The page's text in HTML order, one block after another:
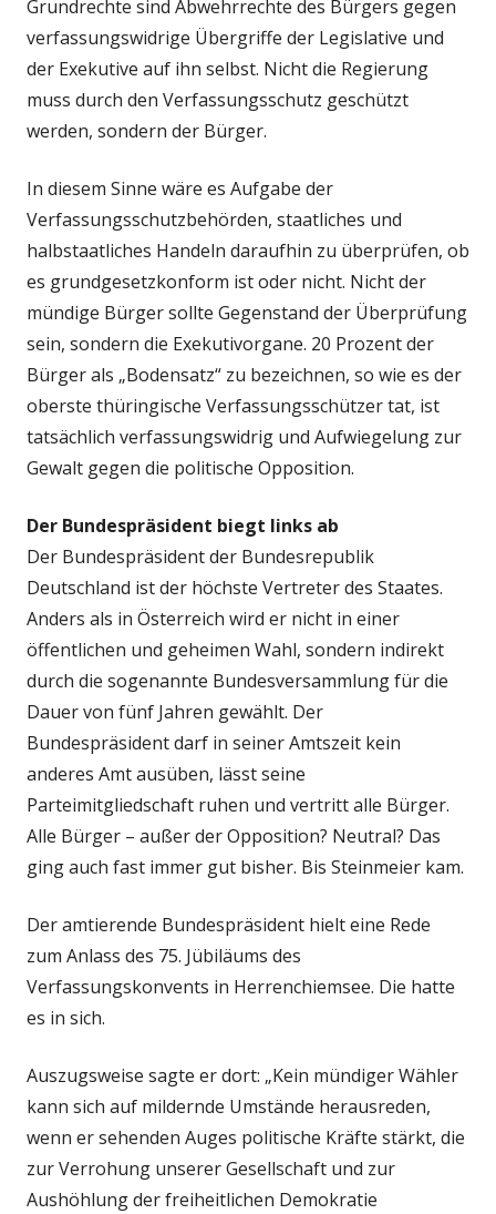
Grundrechte sind Abwehrrechte des Bürgers gegen
verfassungswidrige Übergriffe der Legislative und
der Exekutive auf ihn selbst. Nicht die Regierung
muss durch den Verfassungsschutz geschützt
werden, sondern der Bürger.
In diesem Sinne wäre es Aufgabe der
Verfassungsschutzbehörden, staatliches und
halbstaatliches Handeln daraufhin zu überprüfen, ob
es grundgesetzkonform ist oder nicht. Nicht der
mündige Bürger sollte Gegenstand der Überprüfung
sein, sondern die Exekutivorgane. 20 Prozent der
Bürger als „Bodensatz“ zu bezeichnen, so wie es der
oberste thüringische Verfassungsschützer tat, ist
tatsächlich verfassungswidrig und Aufwiegelung zur
Gewalt gegen die politische Opposition.
Der Bundespräsident biegt links ab
Der Bundespräsident der Bundesrepublik
Deutschland ist der höchste Vertreter des Staates.
Anders als in Österreich wird er nicht in einer
öffentlichen und geheimen Wahl, sondern indirekt
durch die sogenannte Bundesversammlung für die
Dauer von fünf Jahren gewählt. Der
Bundespräsident darf in seiner Amtszeit kein
anderes Amt ausüben, lässt seine
Parteimitgliedschaft ruhen und vertritt alle Bürger.
Alle Bürger – außer der Opposition? Neutral? Das
ging auch fast immer gut bisher. Bis Steinmeier kam.
Der amtierende Bundespräsident hielt eine Rede
zum Anlass des 75. Jübiläums des
Verfassungskonvents in Herrenchiemsee. Die hatte
es in sich.
Auszugsweise sagte er dort: „Kein mündiger Wähler
kann sich auf mildernde Umstände herausreden,
wenn er sehenden Auges politische Kräfte stärkt, die
zur Verrohung unserer Gesellschaft und zur
Aushöhlung der freiheitlichen Demokratie